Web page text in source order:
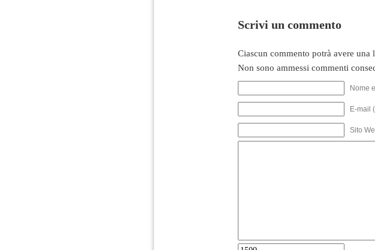
Scrivi un commento
Ciascun commento potrà avere una
Non sono ammessi commenti
Nome
E-mail
Sito